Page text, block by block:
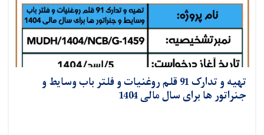
تهیه و تدارک 91 قلم روغنیات و فلتر باب وسایط و
جنراتور ها برای سال مالی 1404